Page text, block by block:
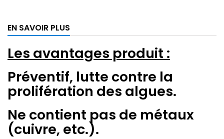
EN SAVOIR PLUS
Les avantages produit :
Préventif, lutte contre la
prolifération des algues.
Ne contient pas de métaux
(cuivre, etc.).